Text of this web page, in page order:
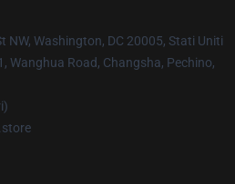
NW, Washington, DC 20005, Stati Uniti
Wanghua Road, Changsha, Pechino,